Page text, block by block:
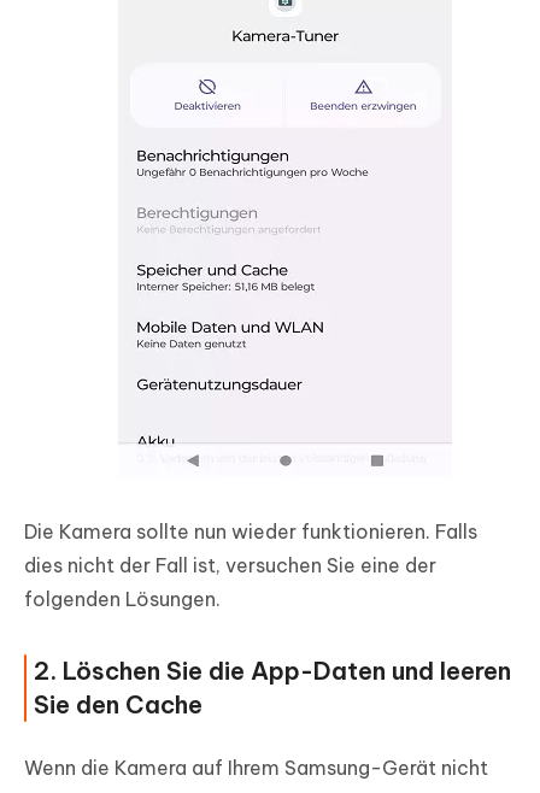
Die Kamera sollte nun wieder funktionieren. Falls
dies nicht der Fall ist, versuchen Sie eine der
folgenden Lösungen.
2. Löschen Sie die App-Daten und leeren
Sie den Cache
Wenn die Kamera auf Ihrem Samsung-Gerät nicht